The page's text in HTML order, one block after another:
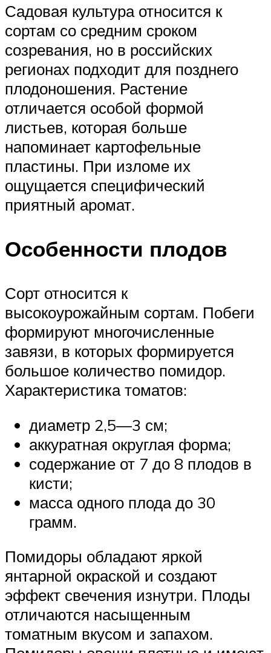
Садовая культура относится к
сортам со средним сроком
созревания, но в российских
регионах подходит для позднего
плодоношения. Растение
отличается особой формой
листьев, которая больше
напоминает картофельные
пластины. При изломе их
ощущается специфический
приятный аромат.
Особенности плодов
Сорт относится к
высокоурожайным сортам. Побеги
формируют многочисленные
завязи, в которых формируется
большое количество помидор.
Характеристика томатов:
диаметр 2,5—3 см;
аккуратная округлая форма;
содержание от 7 до 8 плодов в
кисти;
масса одного плода до 30
грамм.
Помидоры обладают яркой
янтарной окраской и создают
эффект свечения изнутри. Плоды
отличаются насыщенным
томатным вкусом и запахом.